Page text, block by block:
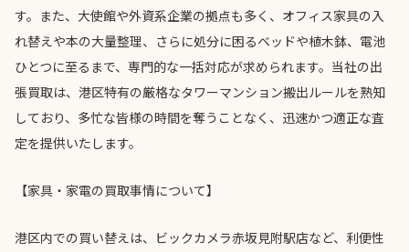
す。また、大使館や外資系企業の拠点も多く、オフィス家具の入
れ替えや本の大量整理、さらに処分に困るベッドや植木鉢、電池
ひとつに至るまで、専門的な一括対応が求められます。当社の出
張買取は、港区特有の厳格なタワーマンション搬出ルールを熟知
しており、多忙な皆様の時間を奪うことなく、迅速かつ適正な査
定を提供いたします。
【家具・家電の買取事情について】
港区内での買い替えは、ビックカメラ赤坂見附駅店など、利便性